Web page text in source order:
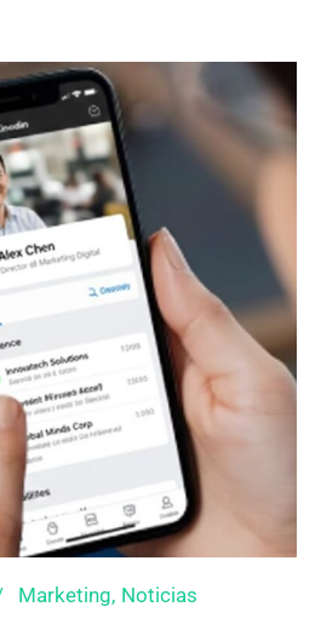
Marketing Noticias